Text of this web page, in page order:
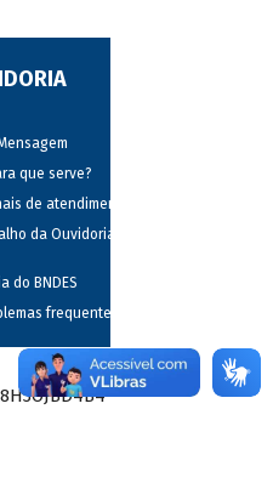
que serve?
de atendimento?
da Ouvidoria do
do BNDES
frequentes